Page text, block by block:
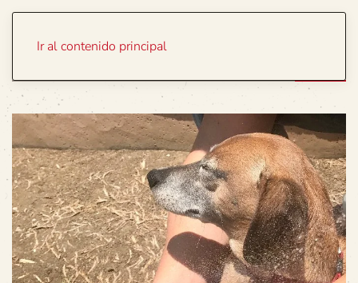
Ir al contenido principal